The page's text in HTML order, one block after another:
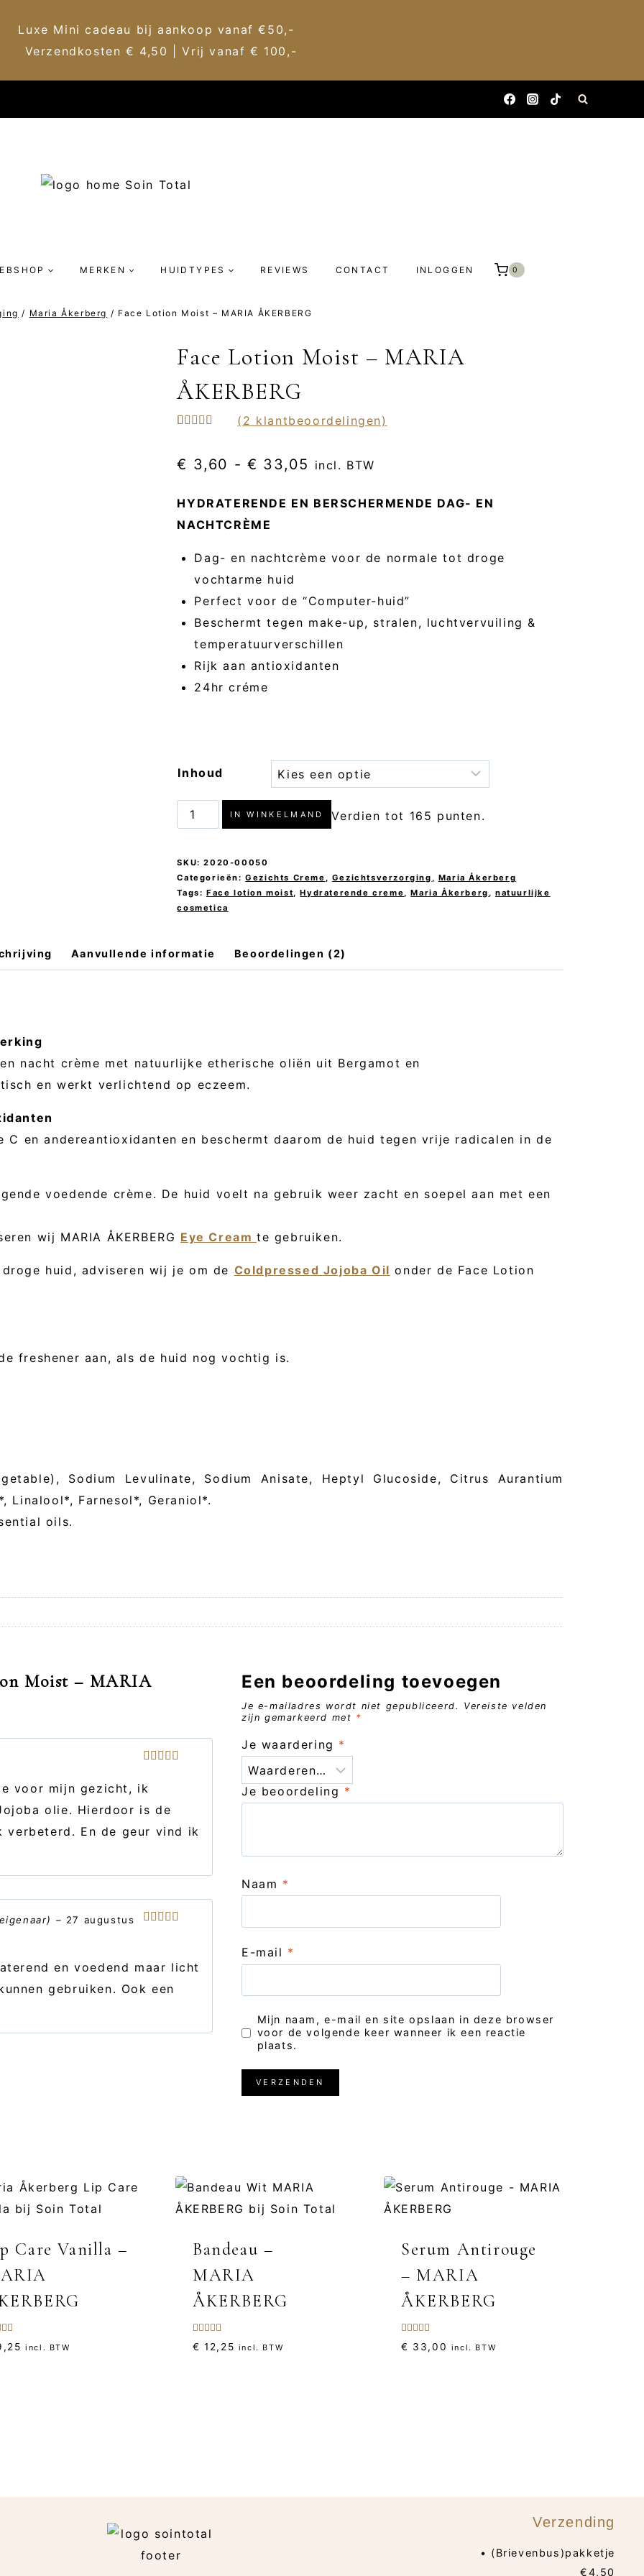
Luxe Mini cadeau bij aankoop vanaf €50,-
Verzendkosten € 4,50 | Vrij vanaf € 100,-
MERKEN HUIDTYPES REVIEWS CONTACT INLOGGEN 0
/ Maria Åkerberg / Face Lotion Moist – MARIA ÅKERBERG
Face Lotion Moist – MARIA
ÅKERBERG
gebaseerd
op
klant
( 2 klantbeoordelingen)
€ 3,60 - € 33,05 Prijsklasse:
incl. BTW
HYDRATERENDE EN BERSCHERMENDE DAG- EN
NACHTCRÈME
Dag- en nachtcrème voor de normale tot droge
vochtarme huid
Perfect voor de “Computer-huid”
Beschermt tegen make-up, stralen, luchtvervuiling &
temperatuurverschillen
Rijk aan antioxidanten
24hr créme
Inhoud
Face
Lotion
-
MARIA
IN WINKELMAND Verdien tot 165 punten.
SKU:2020-00050
Categorieën:Gezichts Creme , Gezichtsverzorging , Maria Åkerberg
Tags:Face lotion moist,Hydraterende creme,Maria Åkerberg ,natuurlijke
cosmetica
Aanvullende informatie Beoordelingen (2)
nacht crème met natuurlijke etherische oliën uit Bergamot en
en werkt verlichtend op eczeem.
en andereantioxidanten en beschermt daarom de huid tegen vrije radicalen in de
voedende crème. De huid voelt na gebruik weer zacht en soepel aan met een
wij MARIA ÅKERBERG Eye Cream te gebruiken.
huid, adviseren wij je om de Coldpressed Jojoba Oil onder de Face Lotion
freshener aan, als de huid nog vochtig is.
Sodium Levulinate, Sodium Anisate, Heptyl Glucoside, Citrus Aurantium
Linalool*, Farnesol*, Geraniol*.
oils.
Moist – MARIA
5
voor mijn gezicht, ik
olie. Hierdoor is de
En de geur vind ik
– 27 augustus
en voedend maar licht
gebruiken. Ook een
Een beoordeling toevoegen
Je e-mailadres wordt niet gepubliceerd.
Vereiste velden
zijn gemarkeerd met *
Je waardering *
Je beoordeling *
Naam *
E-mail *
Mijn naam, e-mail en site opslaan in deze browser
voor de volgende keer wanneer ik een reactie
plaats.
Care Vanilla –
incl. BTW
Bandeau –
MARIA
ÅKERBERG
Gewaardeerd
5.00
€ 12,25 incl. BTW
Serum Antirouge
– MARIA
ÅKERBERG
Gewaardeerd
5.00
€ 33,00 incl. BTW
Verzending
• (Brievenbus)pakketje
€4,50